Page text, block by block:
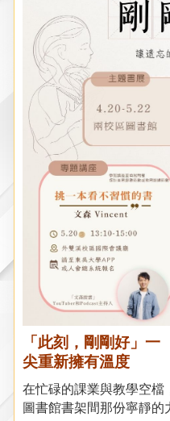
「此刻，剛剛好」
尖重新擁有溫度
在忙碌的課業與教學空檔
圖書館書架間那份寧靜的